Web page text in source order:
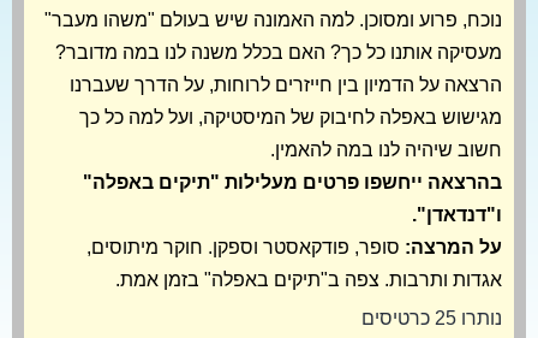
נוכח, פרוע ומסוכן. למה האמונה שיש בעולם "משהו מעבר"
מעסיקה אותנו כל כך? האם בכלל משנה לנו במה מדובר?
הרצאה על הדמיון בין חייזרים לרוחות, על הדרך שעברנו
מגישוש באפלה לחיבוק של המיסטיקה, ועל למה כל כך
חשוב שיהיה לנו במה להאמין.
בהרצאה ייחשפו פרטים מעלילות "תיקים באפלה"
ו"דנדאדן".
על המרצה: סופר, פודקאסטר וספקן. חוקר מיתוסים,
אגדות ותרבות. צפה ב"תיקים באפלה" בזמן אמת.
נותרו 25 כרטיסים